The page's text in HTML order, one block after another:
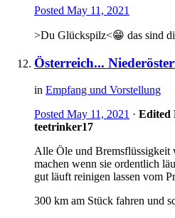
Posted May 11, 2021
>Du Glückspilz<😁 das sind
Österreich...
in Empfang und Vorstellung
Posted May 11, 2021 · Edited
teetrinker17
Alle Öle und Bremsflüssigkeit
machen wenn sie ordentlich
gut läuft reinigen lassen vom
300 km am Stück fahren und